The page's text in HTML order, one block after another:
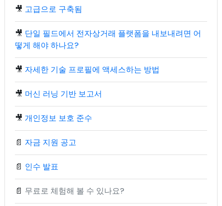
🎥 고급으로 구축됨
🎥 단일 필드에서 전자상거래 플랫폼을 내보내려면 어
떻게 해야 하나요?
🎥 자세한 기술 프로필에 액세스하는 방법
🎥 머신 러닝 기반 보고서
🎥 개인정보 보호 준수
📄 자금 지원 공고
📄 인수 발표
📄 무료로 체험해 볼 수 있나요?